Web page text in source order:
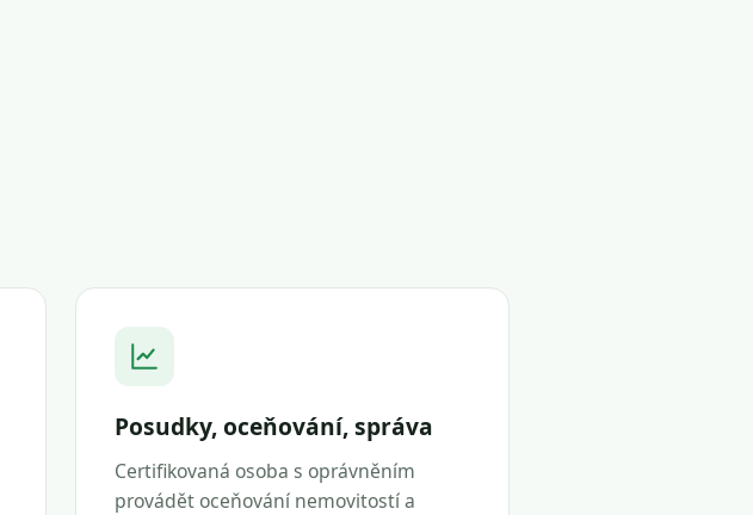
Posudky, oceňování, správa
Certifikovaná osoba s oprávněním
provádět oceňování nemovitostí a